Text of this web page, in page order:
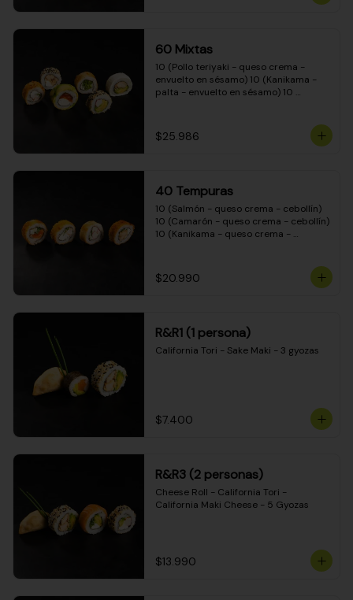
(Pimentón - queso crema - cebollín -
envuelto en masa tempura)
60 Mixtas
10 (Pollo teriyaki - queso crema -
envuelto en sésamo) 10 (Kanikama -
palta - envuelto en sésamo) 10
envuelto en queso crema) 10
(Camarón - queso crema - cebollín -
$25.986
40 Tempuras
10 (Salmón - queso crema - cebollín)
10 (Camarón - queso crema - cebollín)
10 (Kanikama - queso crema -
$20.990
R&R1 (1 persona)
California Tori - Sake Maki - 3 gyozas
$7.400
R&R3 (2 personas)
Cheese Roll - California Tori -
California Maki Cheese - 5 Gyozas
$13.990